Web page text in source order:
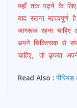
यहाँ तक पढ़ने के
याद रखना
जागरूक रहना चाहिए
अपने चिकित्सक से
चाहिए, तो कृपया
Read Also :